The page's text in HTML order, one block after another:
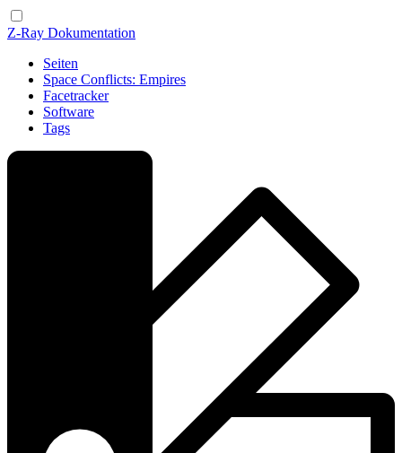
Z-Ray Dokumentation
Seiten
Space Conflicts: Empires
Facetracker
Software
Tags